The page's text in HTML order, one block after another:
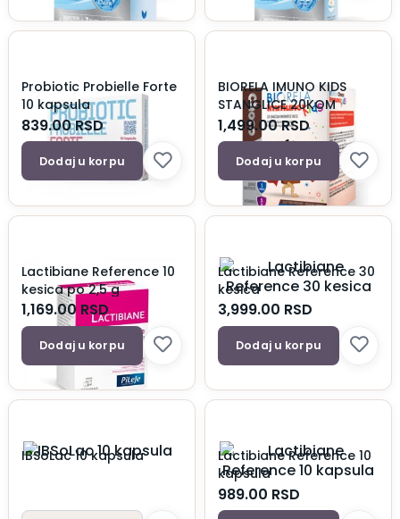
Probiotic Probielle Forte
10 kapsula
839.00RSD
Dodaj u korpu
BIORELA IMUNO KIDS
STANGLICE 20KOM
1,499.00RSD
Dodaj u korpu
Lactibiane Reference 10
kesica po 2,5 g
1,169.00 RSD
Dodaj u korpu
Lactibiane Reference 30
kesica
3,999.00 RSD
Dodaj u korpu
IBSoLac 10 kapsula
Lactibiane Reference 10
kapsula
989.00 RSD